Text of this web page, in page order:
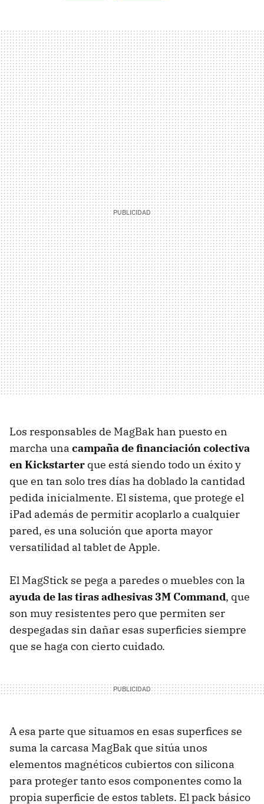
Los responsables de MagBak han puesto en
marcha una campaña de financiación colectiva
en Kickstarter que está siendo todo un éxito y
que en tan solo tres días ha doblado la cantidad
pedida inicialmente. El sistema, que protege el
iPad además de permitir acoplarlo a cualquier
pared, es una solución que aporta mayor
versatilidad al tablet de Apple.
El MagStick se pega a paredes o muebles con la
ayuda de las tiras adhesivas 3M Command, que
son muy resistentes pero que permiten ser
despegadas sin dañar esas superficies siempre
que se haga con cierto cuidado.
A esa parte que situamos en esas superfices se
suma la carcasa MagBak que sitúa unos
elementos magnéticos cubiertos con silicona
para proteger tanto esos componentes como la
propia superficie de estos tablets. El pack básico